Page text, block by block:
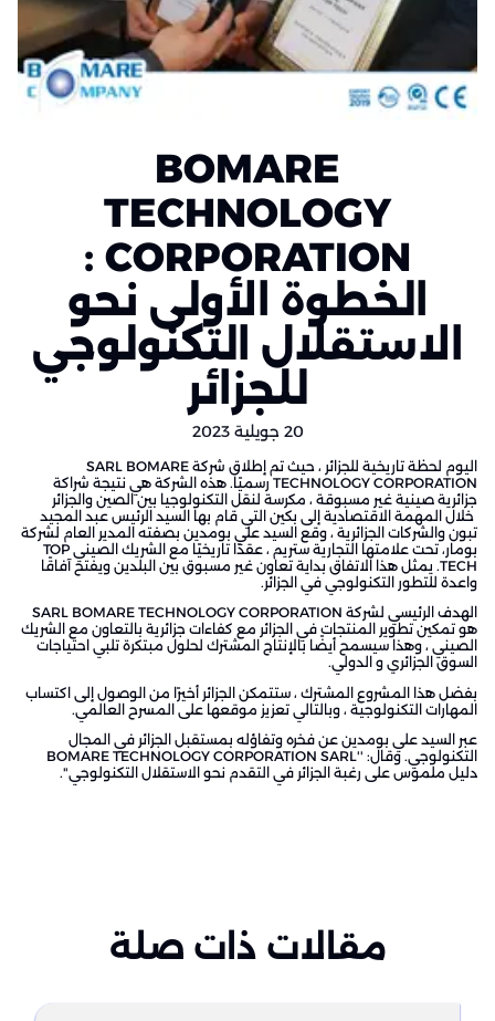
BOMARE
TECHNOLOGY
CORPORATION :
الخطوة الأولى نحو
الاستقلال التكنولوجي
للجزائر
20 جويلية 2023
اليوم لحظة تاريخية للجزائر ، حيث تم إطلاق شركة SARL BOMARE
TECHNOLOGY CORPORATION رسميًا. هذه الشركة هي نتيجة شراكة
جزائرية صينية غير مسبوقة ، مكرسة لنقل التكنولوجيا بين الصين والجزائر
خلال المهمة الاقتصادية إلى بكين التي قام بها السيد الرئيس عبد المجيد
تبون والشركات الجزائرية ، وقع السيد علي بومدين بصفته المدير العام لشركة
بومار، تحت علامتها التجارية ستريم ، عقدًا تاريخيًا مع الشريك الصيني TOP
TECH. يمثل هذا الاتفاق بداية تعاون غير مسبوق بين البلدين ويفتح آفاقًا
واعدة للتطور التكنولوجي في الجزائر.
الهدف الرئيسي لشركة SARL BOMARE TECHNOLOGY CORPORATION
هو تمكين تطوير المنتجات في الجزائر مع كفاءات جزائرية بالتعاون مع الشريك
الصيني ، وهذا سيسمح أيضًا بالإنتاج المشترك لحلول مبتكرة تلبي احتياجات
السوق الجزائري و الدولي.
بفضل هذا المشروع المشترك ، ستتمكن الجزائر أخيرًا من الوصول إلى اكتساب
المهارات التكنولوجية ، وبالتالي تعزيز موقعها على المسرح العالمي.
عبر السيد علي بومدين عن فخره وتفاؤله بمستقبل الجزائر في المجال
التكنولوجي. وقال: ''BOMARE TECHNOLOGY CORPORATION SARL
دليل ملموس على رغبة الجزائر في التقدم نحو الاستقلال التكنولوجي''.
مقالات ذات صلة